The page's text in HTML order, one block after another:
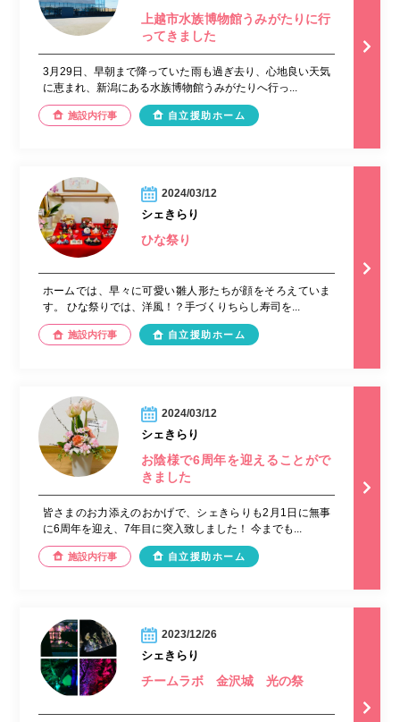
上越市水族博物館うみがたりに行
ってきました
3月29日、早朝まで降っていた雨も過ぎ去り、心地良い天気
に恵まれ、新潟にある水族博物館うみがたりへ行っ...
施設内行事 自立援助ホーム
2024/03/12
シェきらり
ひな祭り
ホームでは、早々に可愛い雛人形たちが顔をそろえていま
す。 ひな祭りでは、洋風！？手づくりちらし寿司を...
施設内行事 自立援助ホーム
2024/03/12
シェきらり
お陰様で6周年を迎えることがで
きました
皆さまのお力添えのおかげで、シェきらりも2月1日に無事
に6周年を迎え、7年目に突入致しました！ 今までも...
施設内行事 自立援助ホーム
2023/12/26
シェきらり
チームラボ 金沢城 光の祭